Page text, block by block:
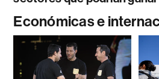
Económicas e